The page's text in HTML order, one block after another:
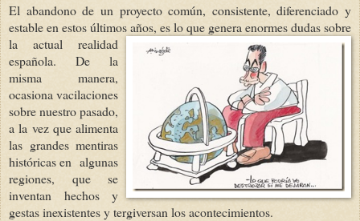
El abandono de un proyecto común, consistente, diferenciado y
estable en estos últimos años, es lo que genera enormes dudas sobre
la actual realidad
española. De la
misma manera,
ocasiona vacilaciones
sobre nuestro pasado,
a la vez que alimenta
las grandes mentiras
históricas en algunas
regiones, que se
inventan hechos y
gestas inexistentes y tergiversan los acontecimientos.